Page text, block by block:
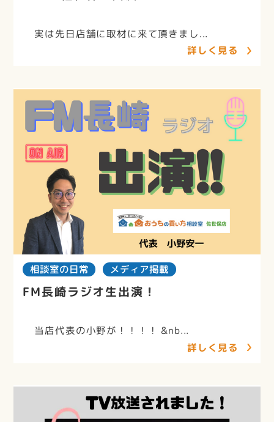
実は先日店舗に取材に来て頂きまし...
詳しく見る
相談室の日常 メディア掲載
FM長崎ラジオ生出演！
当店代表の小野が！！！！ &nb...
詳しく見る